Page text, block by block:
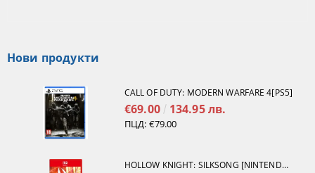
Нови продукти
CALL OF DUTY: MODERN WARFARE 4[PS5]
€69.00 134.95 лв.
ПЦД: €79.00
HOLLOW KNIGHT: SILKSONG [NINTENDO SWITCH 2]